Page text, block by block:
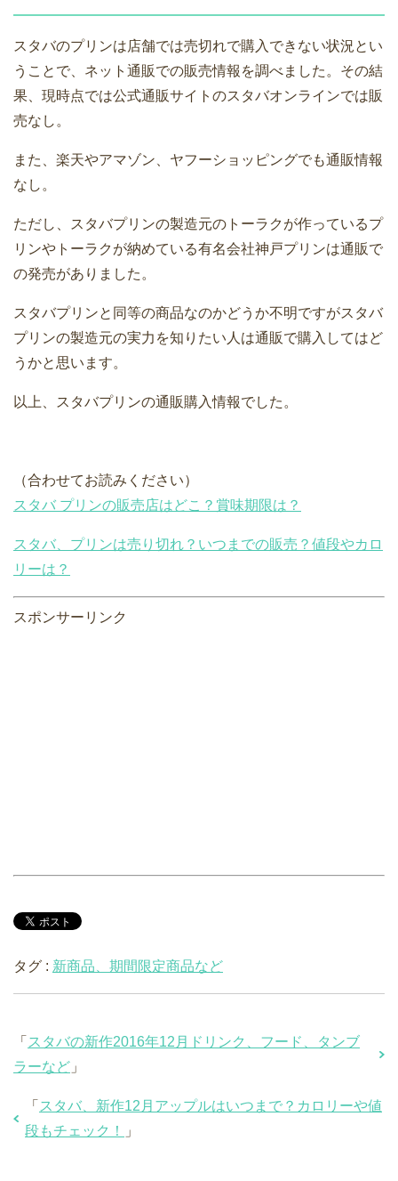
スタバのプリンは店舗では売切れで購入できない状況とい
うことで、ネット通販での販売情報を調べました。その結
果、現時点では公式通販サイトのスタバオンラインでは販
売なし。
また、楽天やアマゾン、ヤフーショッピングでも通販情報
なし。
ただし、スタバプリンの製造元のトーラクが作っているプ
リンやトーラクが納めている有名会社神戸プリンは通販で
の発売がありました。
スタバプリンと同等の商品なのかどうか不明ですがスタバ
プリンの製造元の実力を知りたい人は通販で購入してはど
うかと思います。
以上、スタバプリンの通販購入情報でした。
（合わせてお読みください）
スタバ プリンの販売店はどこ？賞味期限は？
スタバ、プリンは売り切れ？いつまでの販売？値段やカロ
リーは？
スポンサーリンク
タグ : 新商品、期間限定商品など
「 スタバの新作2016年12月ドリンク、フード、タンブ
ラーなど 」
「 スタバ、新作12月アップルはいつまで？カロリーや値
段もチェック！
」